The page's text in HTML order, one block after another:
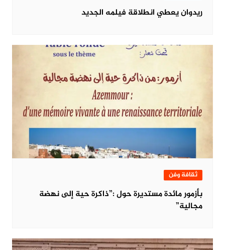
ريدوان يعطي انطلاقة فيلمه الجديد
ثقافة وفن
بأزمور مائدة مستديرة حول :”ذاكرة حية إلى نهضة
مجالية”